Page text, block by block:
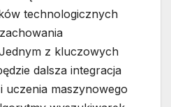
technologicznych
z kluczowych
dalsza integracja
uczenia maszynowego